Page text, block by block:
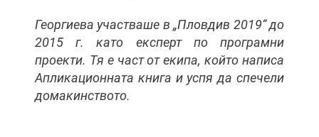
Георгиева участваше в „Пловдив 2019“ до
2015 г. като експерт по програмни
проекти. Тя е част от екипа, който написа
Апликационната книга и успя да спечели
домакинството.